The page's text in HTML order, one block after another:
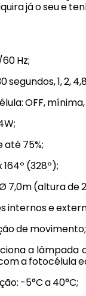
já o seu e
Hz;
segundos, 1, 2,
OFF,
até 75%;
(328º);
7,0m (altura de
internos e
de movimento;
a
a fotocélula
-5°C a 40°C;